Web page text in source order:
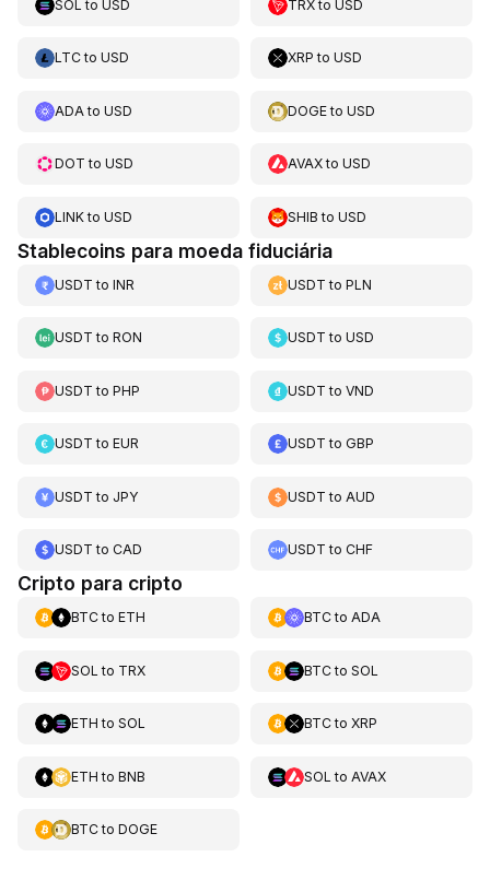
SOL to USD TRXtoUSD
LTCto USD XRP toUSD
ADA to USD DOGEtoUSD
DOT to USD AVAXtoUSD
LINKto USD SHIB toUSD
Stablecoins para moeda fiduciária
USDT to INR USDT toPLN
USDT to RON USDT toUSD
USDT to PHP USDT toVND
USDT to EUR USDT toGBP
USDT to JPY USDT to AUD
USDT to CAD USDT toCHF
Cripto para cripto
BTCto ETH BTCto ADA
SOL to TRX BTCto SOL
ETH to SOL BTCto XRP
ETH to BNB SOL to AVAX
BTCto DOGE